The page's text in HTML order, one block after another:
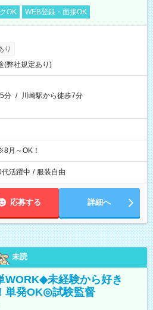
OK WEB登録・面接OK
り
(弊社規定あり)
分 / 川崎駅から徒歩7分
月～OK！
活躍中 / 服装自由
応募する 詳細へ
未読
WORK◆未経験から好き
単発OK◎試験監督